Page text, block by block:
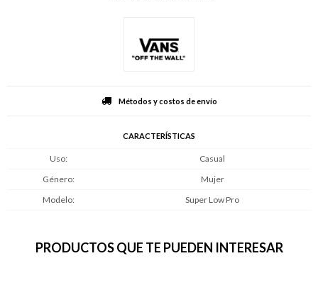
Métodos y costos de envío
CARACTERÍSTICAS
Uso
Casual
Género
Mujer
Modelo
Super Low Pro
PRODUCTOS QUE TE PUEDEN INTERESAR